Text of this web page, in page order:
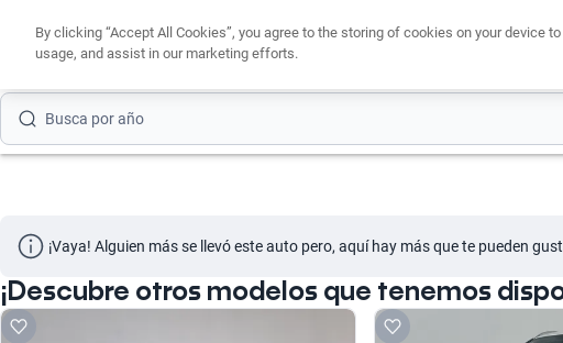
Busca por marca
¡Vaya! Alguien más se llevó este auto pero, aquí hay más que te pueden
¡Descubre otros modelos que tenemos
By clicking “Accept All Cookies”, you agree to the storing of cookies on your device
usage, and assist in our marketing efforts.